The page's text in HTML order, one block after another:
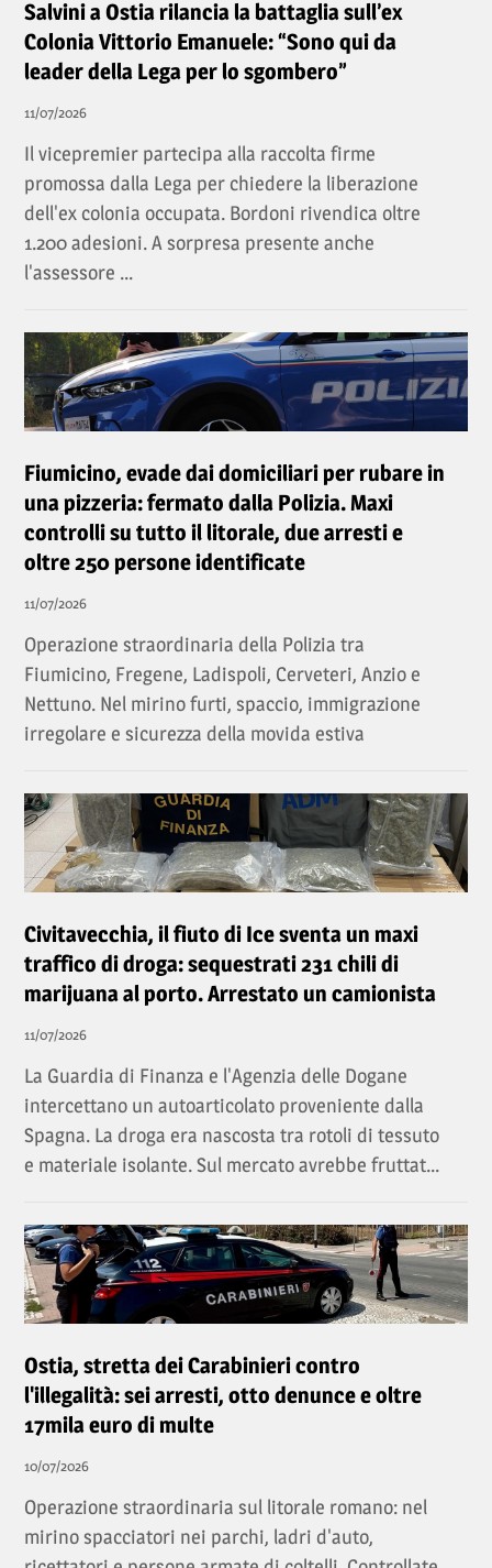
Salvini a Ostia rilancia la battaglia sull’ex
Colonia Vittorio Emanuele: “Sono qui da
leader della Lega per lo sgombero”
11/07/2026
Il vicepremier partecipa alla raccolta firme
promossa dalla Lega per chiedere la liberazione
dell'ex colonia occupata. Bordoni rivendica oltre
1.200 adesioni. A sorpresa presente anche
l'assessore ...
Fiumicino, evade dai domiciliari per rubare in
una pizzeria: fermato dalla Polizia. Maxi
controlli su tutto il litorale, due arresti e
oltre 250 persone identificate
11/07/2026
Operazione straordinaria della Polizia tra
Fiumicino, Fregene, Ladispoli, Cerveteri, Anzio e
Nettuno. Nel mirino furti, spaccio, immigrazione
irregolare e sicurezza della movida estiva
Civitavecchia, il fiuto di Ice sventa un maxi
traffico di droga: sequestrati 231 chili di
marijuana al porto. Arrestato un camionista
11/07/2026
La Guardia di Finanza e l'Agenzia delle Dogane
intercettano un autoarticolato proveniente dalla
Spagna. La droga era nascosta tra rotoli di tessuto
e materiale isolante. Sul mercato avrebbe fruttat...
Ostia, stretta dei Carabinieri contro
l'illegalità: sei arresti, otto denunce e oltre
17mila euro di multe
10/07/2026
Operazione straordinaria sul litorale romano: nel
mirino spacciatori nei parchi, ladri d'auto,